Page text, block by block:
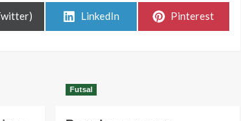
Share
LinkedIn
Share
Pinterest
Futsal